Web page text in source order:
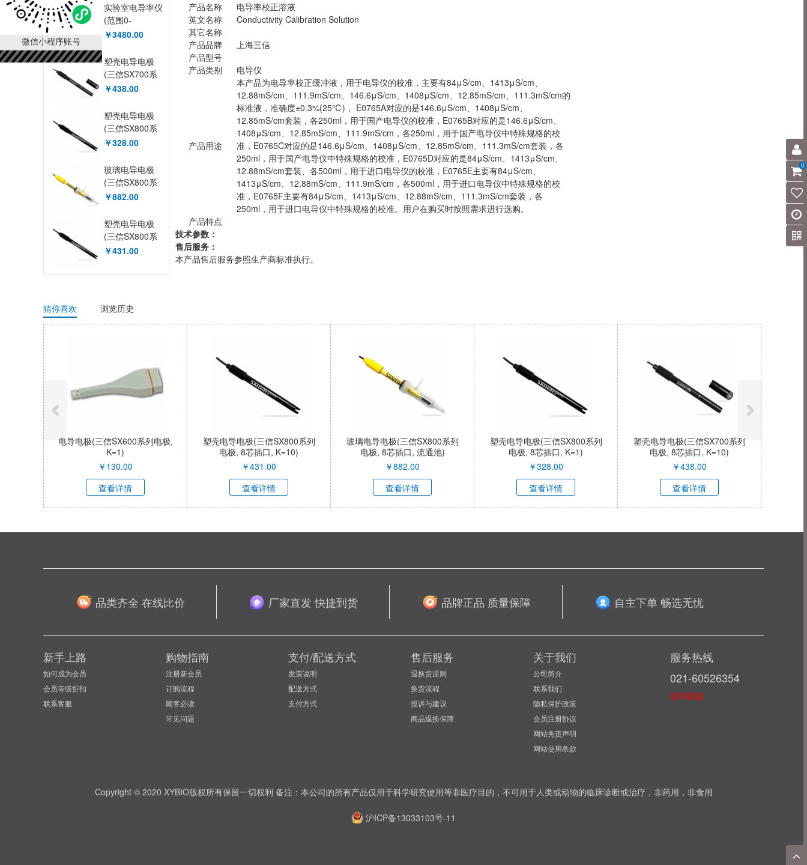
微信小程序账号
实验室电导率仪
(范围0-
200mS/cm, 精
￥3480.00
塑壳电导电极
(三信SX700系
列电极, 8芯插
￥438.00
塑壳电导电极
(三信SX800系
列电极, 8芯插
￥328.00
玻璃电导电极
(三信SX800系
列电极, 8芯插
￥882.00
塑壳电导电极
(三信SX800系
列电极, 8芯插
￥431.00
产品名称
电导率校正溶液
英文名称
Conductivity Calibration Solution
其它名称
产品品牌
上海三信
产品型号
产品类别
电导仪
产品用途
本产品为电导率校正缓冲液，用于电导仪的校准，主要有84μS/cm、1413μS/cm、
12.88mS/cm、111.9mS/cm、146.6μS/cm、1408μS/cm、12.85mS/cm、111.3mS/cm的
标准液，准确度±0.3%(25℃)， E0765A对应的是146.6μS/cm、1408μS/cm、
12.85mS/cm套装，各250ml，用于国产电导仪的校准，E0765B对应的是146.6μS/cm、
1408μS/cm、12.85mS/cm、111.9mS/cm，各250ml，用于国产电导仪中特殊规格的校
准，E0765C对应的是146.6μS/cm、1408μS/cm、12.85mS/cm、111.3mS/cm套装，各
250ml，用于国产电导仪中特殊规格的校准，E0765D对应的是84μS/cm、1413μS/cm、
12.88mS/cm套装、各500ml，用于进口电导仪的校准，E0765E主要有84μS/cm、
1413μS/cm、12.88mS/cm、111.9mS/cm，各500ml，用于进口电导仪中特殊规格的校
准，E0765F主要有84μS/cm、1413μS/cm、12.88mS/cm、111.3mS/cm套装，各
250ml，用于进口电导仪中特殊规格的校准。用户在购买时按照需求进行选购。
产品特点
技术参数：
售后服务：
本产品售后服务参照生产商标准执行。
猜你喜欢 浏览历史
电导电极(三信SX600系列电极,
K=1)
￥ 130.00
查看详情
塑壳电导电极(三信SX800系列
电极, 8芯插口, K=10)
￥431.00
查看详情
玻璃电导电极(三信SX800系列
电极, 8芯插口, 流通池)
￥882.00
查看详情
塑壳电导电极(三信SX800系列
电极, 8芯插口, K=1)
￥328.00
查看详情
塑壳电导电极(三信SX700系列
电极, 8芯插口, K=10)
￥438.00
查看详情
品类齐全 在线比价 厂家直发 快捷到货 品牌正品 质量保障 自主下单 畅选无忧
新手上路
如何成为会员
会员等级折扣
联系客服
购物指南
注册新会员
订购流程
顾客必读
常见问题
支付/配送方式
发票说明
配送方式
支付方式
售后服务
退换货原则
换货流程
投诉与建议
商品退换保障
关于我们
公司简介
联系我们
隐私保护政策
会员注册协议
网站免责声明
网站使用条款
服务热线
021-60526354
咨询客服
Copyright © 2020 XYBIO版权所有保留一切权利 备注：本公司的所有产品仅用于科学研究使用等非医疗目的，不可用于人类或动物的临床诊断或治疗，非药用，非食用
沪ICP备13033103号-11
0